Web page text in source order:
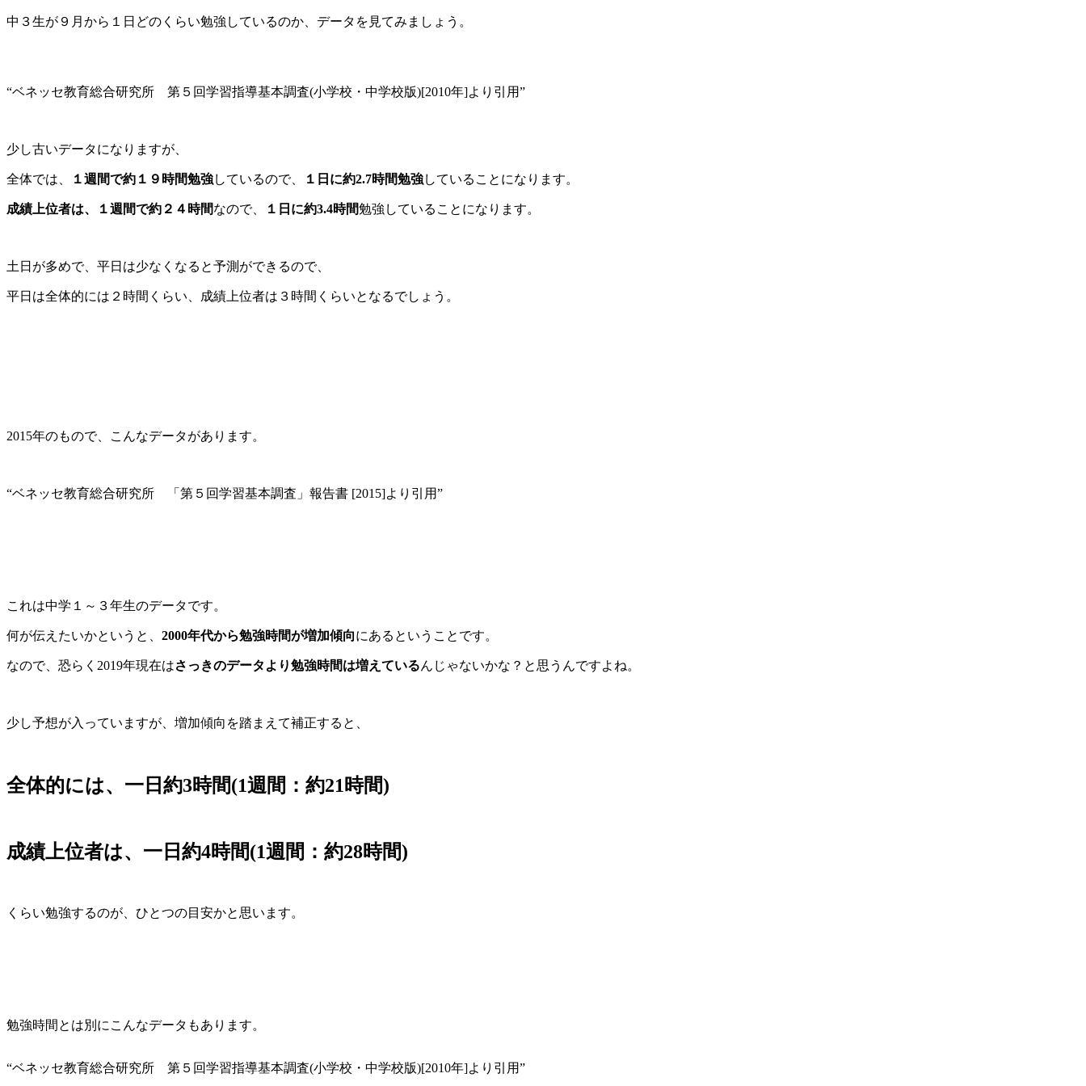
中３生が９月から１日どのくらい勉強しているのか、データを見てみましょう。
“ベネッセ教育総合研究所 第５回学習指導基本調査(小学校・中学校版)[2010年]より引用”
少し古いデータになりますが、
全体では、 １週間で約１９時間勉強しているので、 １日に約2.7時間勉強していることになります。
成績上位者は、１週間で約２４時間なので、 １日に約3.4時間勉強していることになります。
土日が多めで、平日は少なくなると予測ができるので、
平日は全体的には２時間くらい、成績上位者は３時間くらいとなるでしょう。
2015年のもので、こんなデータがあります。
“ベネッセ教育総合研究所 「第５回学習基本調査」報告書 [2015]より引用”
これは中学１～３年生のデータです。
何が伝えたいかというと、 2000年代から勉強時間が増加傾向にあるということです。
なので、恐らく2019年現在はさっきのデータより勉強時間は増えているんじゃないかな？と思うんですよね。
少し予想が入っていますが、増加傾向を踏まえて補正すると、
全体的には、一日約3時間(1週間：約21時間)
成績上位者は、一日約4時間(1週間：約28時間)
くらい勉強するのが、ひとつの目安かと思います。
勉強時間とは別にこんなデータもあります。
“ベネッセ教育総合研究所 第５回学習指導基本調査(小学校・中学校版)[2010年]より引用”